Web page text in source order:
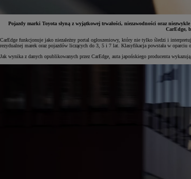
Yaris Cross
Pojazdy marki Toyota słyną z wyjątkowej trwałości, niezawodności oraz
CarEdge,
CarEdge funkcjonuje jako niezależny portal ogłoszeniowy, który nie tylko śledzi i
rezydualnej marek oraz pojazdów liczących do 3, 5 i 7 lat. Klasyfikacja powstała w
Jak wynika z danych opublikowanych przez CarEdge, auta japońskiego producenta